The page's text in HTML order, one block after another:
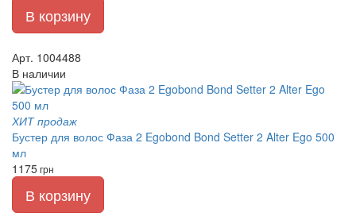
В корзину
Арт. 1004488
В наличии
ХИТ продаж
Бустер для волос Фаза 2 Egobond Bond Setter 2 Alter Ego 500
мл
1175грн
В корзину